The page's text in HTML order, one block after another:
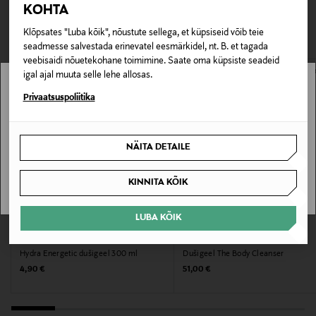
KOHTA
Klõpsates "Luba kõik", nõustute sellega, et küpsiseid võib teie
seadmesse salvestada erinevatel eesmärkidel, nt. B. et tagada
veebisaidi nõuetekohane toimimine. Saate oma küpsiste seadeid
igal ajal muuta selle lehe allosas.
Privaatsuspoliitika
NÄITA DETAILE
KINNITA KÕIK
LUBA KÕIK
Tootenumber
133481356
Pakendi suurus
Valmistaja tootenumber
New Organics Oy
pakendis kosmeetika- ja loodustooted peavad olema
avamata originaalpakendis.
E-POE TAGASTUSED
VAATASID KA
Hydra Energetic dušigeel 300 ml
Original Price
4,90 €
Dušigeel The Body Cleanser
Original Price
51,00 €
Stockmann pole Sinu riigis saadaval.
SAAN ARU